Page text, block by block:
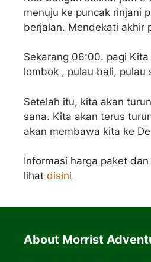
menuju ke puncak rinjani
berjalan. Mendekati akhir
Sekarang 06:00. pagi
lombok , pulau bali, pulau
Setelah itu, kita akan
sana. Kita akan terus
akan membawa kita ke
Informasi harga paket
lihat disini
About Morrist